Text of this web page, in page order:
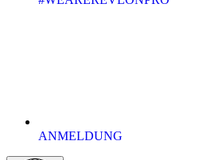
ANMELDUNG